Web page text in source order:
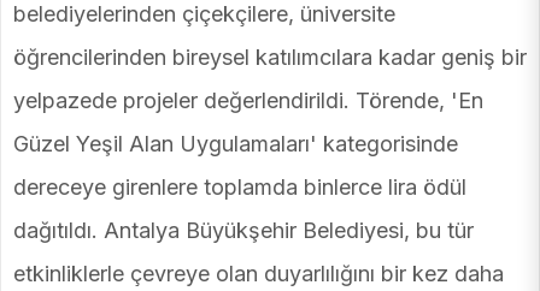
belediyelerinden çiçekçilere, üniversite
öğrencilerinden bireysel katılımcılara kadar geniş bir
yelpazede projeler değerlendirildi. Törende, 'En
Güzel Yeşil Alan Uygulamaları' kategorisinde
dereceye girenlere toplamda binlerce lira ödül
dağıtıldı. Antalya Büyükşehir Belediyesi, bu tür
etkinliklerle çevreye olan duyarlılığını bir kez daha